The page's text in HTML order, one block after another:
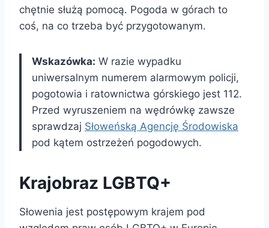
chętnie służą pomocą. Pogoda w górach to
coś, na co trzeba być przygotowanym.
Wskazówka: W razie wypadku
uniwersalnym numerem alarmowym policji,
pogotowia i ratownictwa górskiego jest 112.
Przed wyruszeniem na wędrówkę zawsze
sprawdzaj Słoweńską Agencję Środowiska
pod kątem ostrzeżeń pogodowych.
Krajobraz LGBTQ+
Słowenia jest postępowym krajem pod